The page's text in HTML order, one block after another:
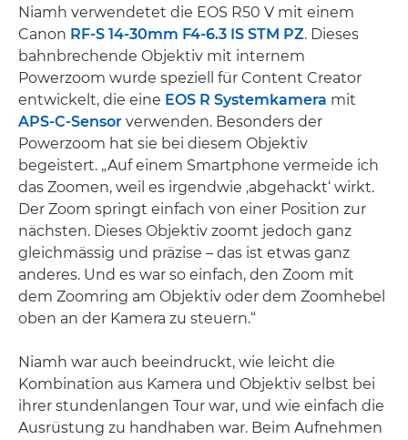
Niamh verwendetet die EOS R50 V mit einem
Canon RF-S 14-30mm F4-6.3 IS STM PZ. Dieses
bahnbrechende Objektiv mit internem
Powerzoom wurde speziell für Content Creator
entwickelt, die eine EOS R Systemkamera mit
APS-C-Sensor verwenden. Besonders der
Powerzoom hat sie bei diesem Objektiv
begeistert. „Auf einem Smartphone vermeide ich
das Zoomen, weil es irgendwie ‚abgehackt‘ wirkt.
Der Zoom springt einfach von einer Position zur
nächsten. Dieses Objektiv zoomt jedoch ganz
gleichmässig und präzise – das ist etwas ganz
anderes. Und es war so einfach, den Zoom mit
dem Zoomring am Objektiv oder dem Zoomhebel
oben an der Kamera zu steuern.“
Niamh war auch beeindruckt, wie leicht die
Kombination aus Kamera und Objektiv selbst bei
ihrer stundenlangen Tour war, und wie einfach die
Ausrüstung zu handhaben war. Beim Aufnehmen